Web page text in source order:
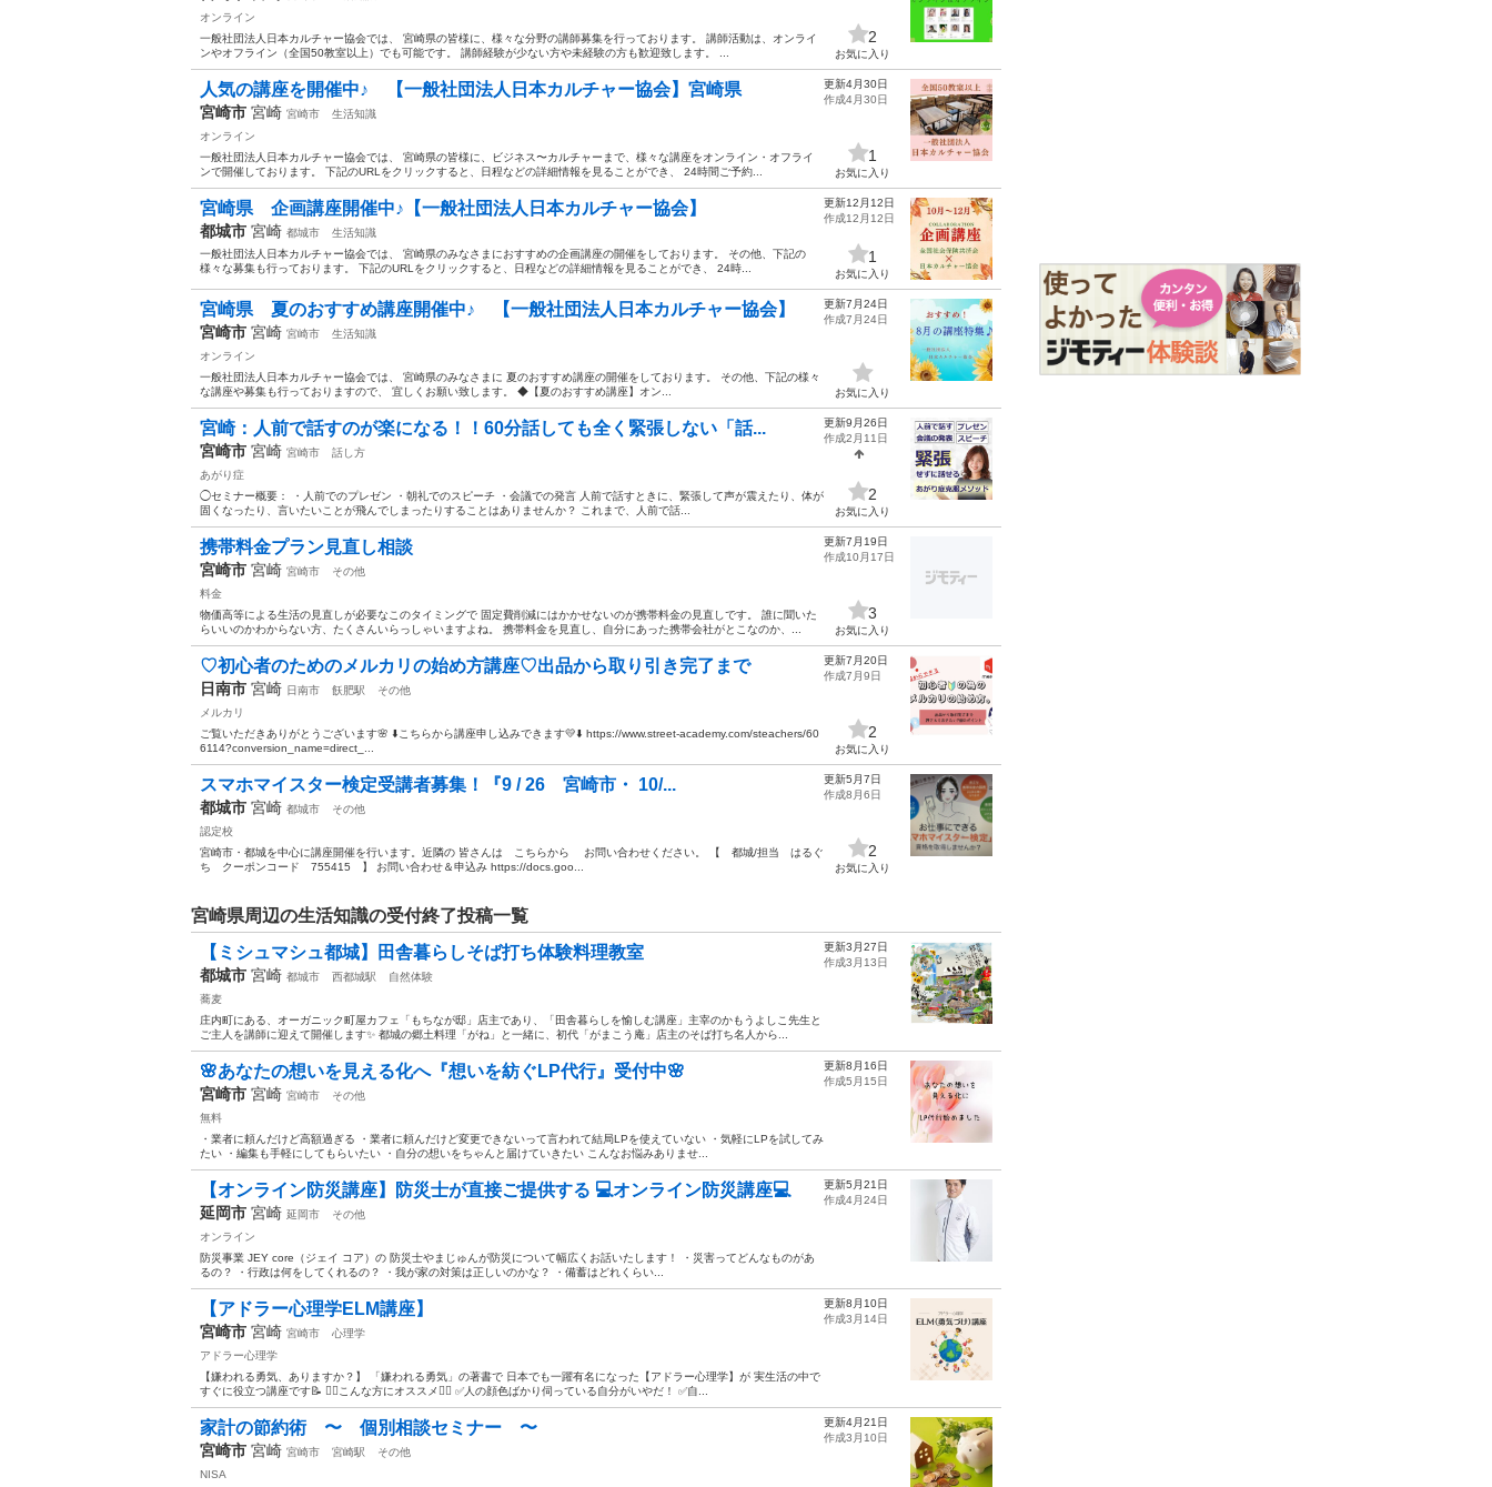
オンライン
一般社団法人日本カルチャー協会では、 宮崎県の皆様に、様々な分野の講師募集を行っております。 講師活動は、オンライ
ンやオフライン（全国50教室以上）でも可能です。 講師経験が少ない方や未経験の方も歓迎致します。 ...
2
お気に入り
人気の講座を開催中♪ 【一般社団法人日本カルチャー協会】宮崎県
宮崎市 宮崎 宮崎市
生活知識
オンライン
一般社団法人日本カルチャー協会では、 宮崎県の皆様に、ビジネス〜カルチャーまで、様々な講座をオンライン・オフライ
ンで開催しております。 下記のURLをクリックすると、日程などの詳細情報を見ることができ、 24時間ご予約...
更新4月30日
作成4月30日
1
お気に入り
宮崎県 企画講座開催中♪【一般社団法人日本カルチャー協会】
都城市 宮崎 都城市
生活知識
一般社団法人日本カルチャー協会では、 宮崎県のみなさまにおすすめの企画講座の開催をしております。 その他、下記の
様々な募集も行っております。 下記のURLをクリックすると、日程などの詳細情報を見ることができ、 24時...
更新12月12日
作成12月12日
1
お気に入り
宮崎県 夏のおすすめ講座開催中♪ 【一般社団法人日本カルチャー協会】
宮崎市 宮崎 宮崎市
生活知識
オンライン
一般社団法人日本カルチャー協会では、 宮崎県のみなさまに 夏のおすすめ講座の開催をしております。 その他、下記の様々
な講座や募集も行っておりますので、 宜しくお願い致します。 ◆【夏のおすすめ講座】オン...
更新7月24日
作成7月24日
お気に入り
宮崎：人前で話すのが楽になる！！60分話しても全く緊張しない「話...
宮崎市 宮崎 宮崎市
話し方
あがり症
◯セミナー概要： ・人前でのプレゼン ・朝礼でのスピーチ ・会議での発言 人前で話すときに、緊張して声が震えたり、体が
固くなったり、言いたいことが飛んでしまったりすることはありませんか？ これまで、人前で話...
更新9月26日
作成2月11日
2
お気に入り
携帯料金プラン見直し相談
宮崎市 宮崎 宮崎市
その他
料金
物価高等による生活の見直しが必要なこのタイミングで 固定費削減にはかかせないのが携帯料金の見直しです。 誰に聞いた
らいいのかわからない方、たくさんいらっしゃいますよね。 携帯料金を見直し、自分にあった携帯会社がとこなのか、...
更新7月19日
作成10月17日
3
お気に入り
♡初心者のためのメルカリの始め方講座♡出品から取り引き完了まで
日南市 宮崎 日南市 飫肥駅
その他
メルカリ
ご覧いただきありがとうございます🌸 ⬇️こちらから講座申し込みできます💛⬇️ https://www.street-academy.com/steachers/60
6114?conversion_name=direct_...
更新7月20日
作成7月9日
2
お気に入り
スマホマイスター検定受講者募集！『9 / 26 宮崎市・ 10/...
都城市 宮崎 都城市
その他
認定校
宮崎市・都城を中心に講座開催を行います。近隣の 皆さんは こちらから お問い合わせください。 【 都城/担当 はるぐ
ち クーポンコード 755415 】 お問い合わせ＆申込み https://docs.goo...
更新5月7日
作成8月6日
2
お気に入り
宮崎県周辺の生活知識の受付終了投稿一覧
【ミシュマシュ都城】田舎暮らしそば打ち体験料理教室
都城市 宮崎 都城市 西都城駅
自然体験
蕎麦
庄内町にある、オーガニック町屋カフェ「もちなが邸」店主であり、「田舎暮らしを愉しむ講座」主宰のかもうよしこ先生と
ご主人を講師に迎えて開催します✨ 都城の郷土料理「がね」と一緒に、初代「がまこう庵」店主のそば打ち名人から...
更新3月27日
作成3月13日
🌸あなたの想いを見える化へ『想いを紡ぐLP代行』受付中🌸
宮崎市 宮崎 宮崎市
その他
無料
・業者に頼んだけど高額過ぎる ・業者に頼んだけど変更できないって言われて結局LPを使えていない ・気軽にLPを試してみ
たい ・編集も手軽にしてもらいたい ・自分の想いをちゃんと届けていきたい こんなお悩みありませ...
更新8月16日
作成5月15日
【オンライン防災講座】防災士が直接ご提供する 💻オンライン防災講座💻
延岡市 宮崎 延岡市
その他
オンライン
防災事業 JEY core（ジェイ コア）の 防災士やまじゅんが防災について幅広くお話いたします！ ・災害ってどんなものがあ
るの？ ・行政は何をしてくれるの？ ・我が家の対策は正しいのかな？ ・備蓄はどれくらい...
更新5月21日
作成4月24日
【アドラー心理学ELM講座】
宮崎市 宮崎 宮崎市
心理学
アドラー心理学
【嫌われる勇気、ありますか？】 「嫌われる勇気」の著書で 日本でも一躍有名になった【アドラー心理学】が 実生活の中で
すぐに役立つ講座です📝 👇🏻こんな方にオススメ👇🏻 ✅人の顔色ばかり伺っている自分がいやだ！ ✅自...
更新8月10日
作成3月14日
家計の節約術 〜 個別相談セミナー 〜
宮崎市 宮崎 宮崎市 宮崎駅
その他
NISA
更新4月21日
作成3月10日